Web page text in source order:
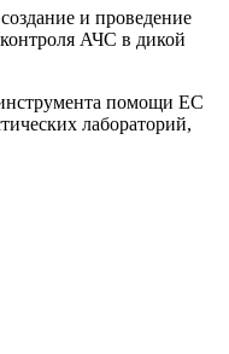
и проведение
АЧС в дикой
инструмента помощи ЕС
лабораторий,